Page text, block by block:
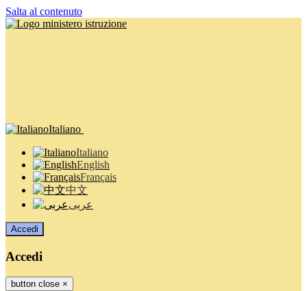
Salta al contenuto
Italiano
Italiano
English
Français
中文
عربى
Accedi
Accedi
button close ×